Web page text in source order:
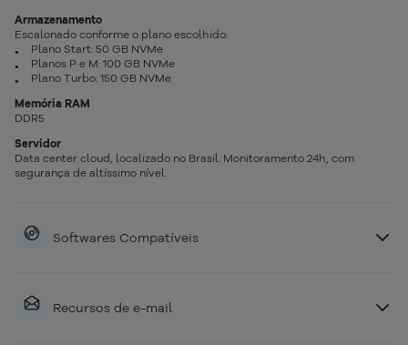
Armazenamento
Escalonado conforme o plano escolhido:
Plano Start: 50 GB NVMe
Planos P e M: 100 GB NVMe
Plano Turbo: 150 GB NVMe
Memória RAM
DDR5
Servidor
Data center cloud, localizado no Brasil. Monitoramento 24h, com
segurança de altíssimo nível.
Softwares Compatíveis
Recursos de e-mail